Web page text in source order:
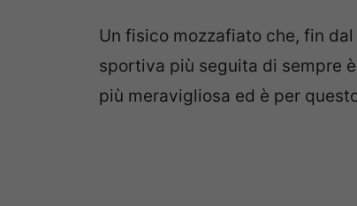
Un fisico mozzafiato che, fin
sportiva più seguita di sempre
più meravigliosa ed è per